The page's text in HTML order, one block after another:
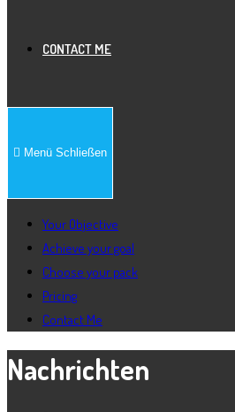
CONTACT ME
Menü Schließen
Your Objective
Achieve your goal
Choose your pack
Pricing
Contact Me
Nachrichten